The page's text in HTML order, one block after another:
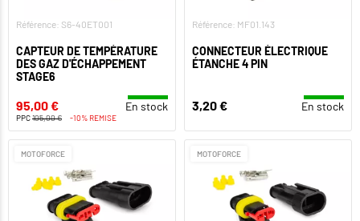
Référence: S6-40ET001
CAPTEUR DE TEMPÉRATURE
DES GAZ D'ÉCHAPPEMENT
STAGE6
95,00 € En stock
PPC105,00 € -10% REMISE
Référence: MF01.143
CONNECTEUR ÉLECTRIQUE
ÉTANCHE 4 PIN
3,20 € En stock
MOTOFORCE MOTOFORCE